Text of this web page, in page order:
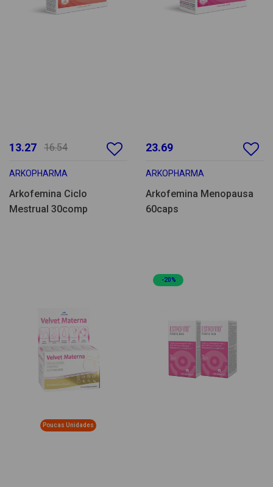
13.27 16.54
ARKOPHARMA
Arkofemina Ciclo
Mestrual 30comp
23.69
ARKOPHARMA
Arkofemina Menopausa
60caps
Poucas Unidades
-20%